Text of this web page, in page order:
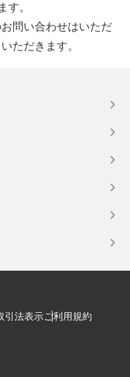
す。
問い合わせはいただ
ただきます。
引法表示ご利用規約
popup